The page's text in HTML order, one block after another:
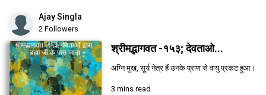
Ajay Singla
2 Followers
श्रीमद्भागवत -१५३; देवताओ...
अग्नि मुख, सूर्य नेत्र हैं उनके प्राण से वायु प्रकट हुआ।
3 mins read